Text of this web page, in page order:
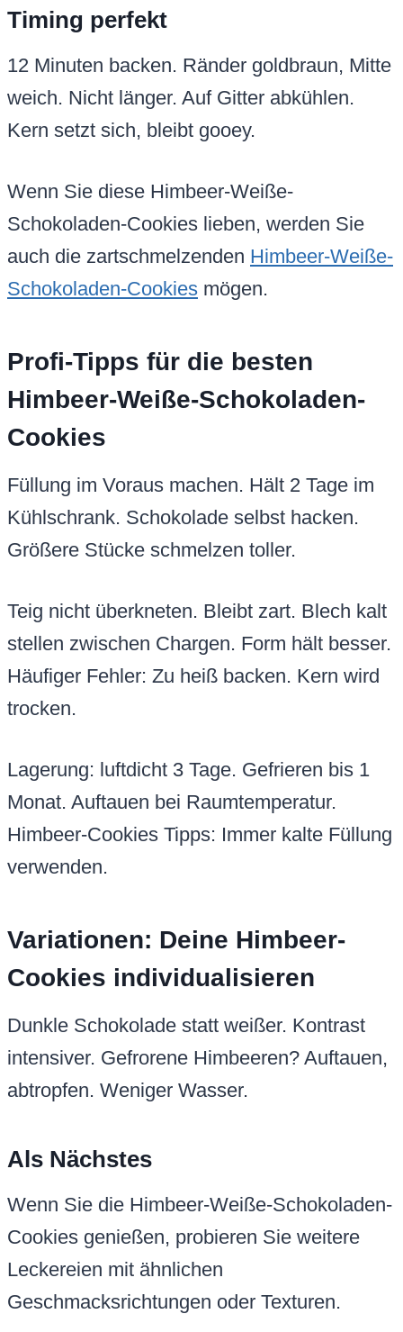
Timing perfekt
12 Minuten backen. Ränder goldbraun, Mitte
weich. Nicht länger. Auf Gitter abkühlen.
Kern setzt sich, bleibt gooey.
Wenn Sie diese Himbeer-Weiße-
Schokoladen-Cookies lieben, werden Sie
auch die zartschmelzenden Himbeer-Weiße-
Schokoladen-Cookies mögen.
Profi-Tipps für die besten
Himbeer-Weiße-Schokoladen-
Cookies
Füllung im Voraus machen. Hält 2 Tage im
Kühlschrank. Schokolade selbst hacken.
Größere Stücke schmelzen toller.
Teig nicht überkneten. Bleibt zart. Blech kalt
stellen zwischen Chargen. Form hält besser.
Häufiger Fehler: Zu heiß backen. Kern wird
trocken.
Lagerung: luftdicht 3 Tage. Gefrieren bis 1
Monat. Auftauen bei Raumtemperatur.
Himbeer-Cookies Tipps: Immer kalte Füllung
verwenden.
Variationen: Deine Himbeer-
Cookies individualisieren
Dunkle Schokolade statt weißer. Kontrast
intensiver. Gefrorene Himbeeren? Auftauen,
abtropfen. Weniger Wasser.
Als Nächstes
Wenn Sie die Himbeer-Weiße-Schokoladen-
Cookies genießen, probieren Sie weitere
Leckereien mit ähnlichen
Geschmacksrichtungen oder Texturen.